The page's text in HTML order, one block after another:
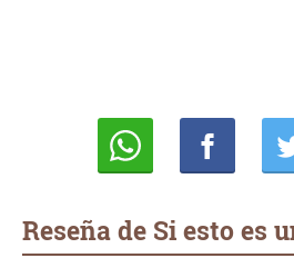
Reseña de Si esto es